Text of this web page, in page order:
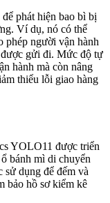
phát hiện bao bì bị
Ví dụ, nó có thể
phép người vận hành
được gửi đi. Mức độ tự
hành mà còn nâng
thiểu lỗi giao hàng
YOLO11 được triển
bánh mì di chuyển
dụng để đếm và
bảo hồ sơ kiểm kê